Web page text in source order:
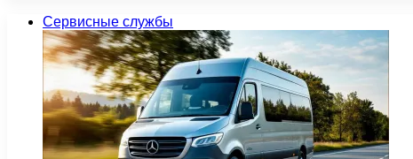
Сервисные службы